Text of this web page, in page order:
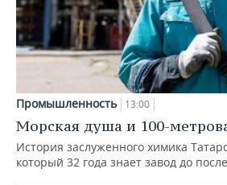
Промышленность 13:00
Морская душа и 100-
История заслуженного химика
который 32 года знает завод до